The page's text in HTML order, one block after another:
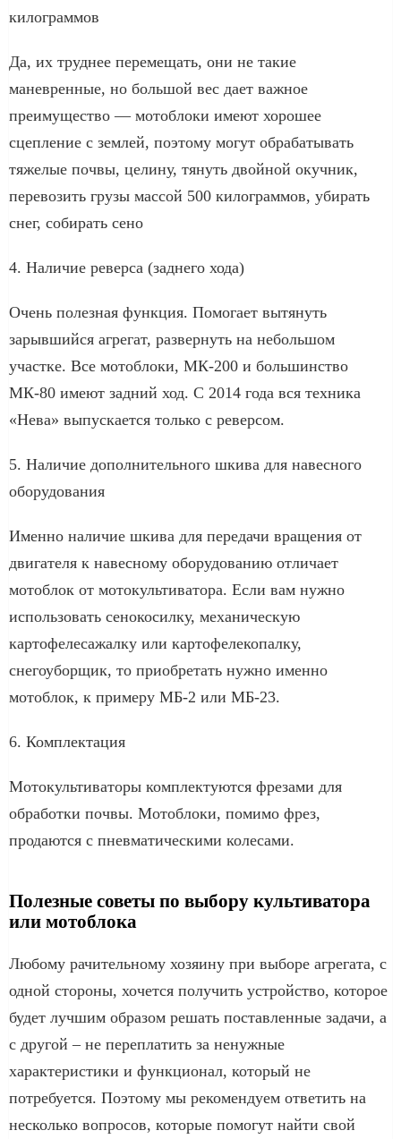
килограммов
Да, их труднее перемещать, они не такие
маневренные, но большой вес дает важное
преимущество — мотоблоки имеют хорошее
сцепление с землей, поэтому могут обрабатывать
тяжелые почвы, целину, тянуть двойной окучник,
перевозить грузы массой 500 килограммов, убирать
снег, собирать сено
4. Наличие реверса (заднего хода)
Очень полезная функция. Помогает вытянуть
зарывшийся агрегат, развернуть на небольшом
участке. Все мотоблоки, МК-200 и большинство
МК-80 имеют задний ход. С 2014 года вся техника
«Нева» выпускается только с реверсом.
5. Наличие дополнительного шкива для навесного
оборудования
Именно наличие шкива для передачи вращения от
двигателя к навесному оборудованию отличает
мотоблок от мотокультиватора. Если вам нужно
использовать сенокосилку, механическую
картофелесажалку или картофелекопалку,
снегоуборщик, то приобретать нужно именно
мотоблок, к примеру МБ-2 или МБ-23.
6. Комплектация
Мотокультиваторы комплектуются фрезами для
обработки почвы. Мотоблоки, помимо фрез,
продаются с пневматическими колесами.
Полезные советы по выбору культиватора
или мотоблока
Любому рачительному хозяину при выборе агрегата, с
одной стороны, хочется получить устройство, которое
будет лучшим образом решать поставленные задачи, а
с другой – не переплатить за ненужные
характеристики и функционал, который не
потребуется. Поэтому мы рекомендуем ответить на
несколько вопросов, которые помогут найти свой